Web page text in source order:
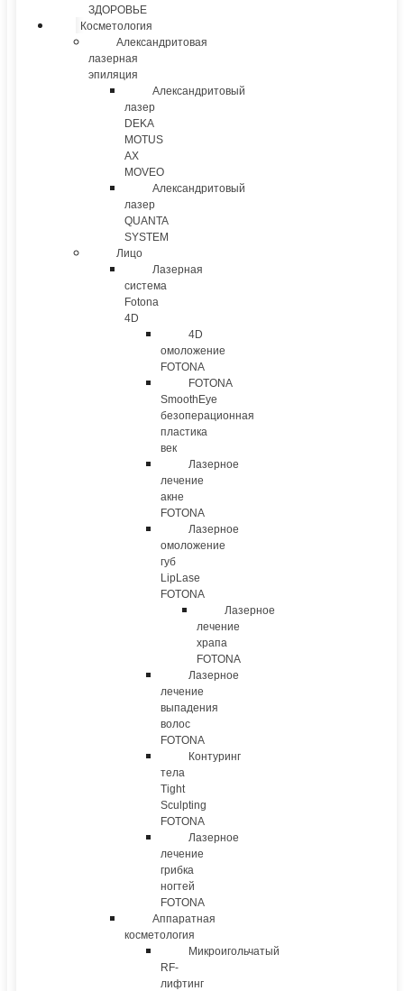
ЗДОРОВЬЕ
Косметология
Александритовая
лазерная
эпиляция
Александритовый
лазер
DEKA
MOTUS
AX
MOVEO
Александритовый
лазер
QUANTA
SYSTEM
Лицо
Лазерная
система
Fotona
4D
4D
омоложение
FOTONA
FOTONA
SmoothEye
безоперационная
пластика
век
Лазерное
лечение
акне
FOTONA
Лазерное
омоложение
губ
LipLase
FOTONA
Лазерное
лечение
храпа
FOTONA
Лазерное
лечение
выпадения
волос
FOTONA
Контуринг
тела
Tight
Sculpting
FOTONA
Лазерное
лечение
грибка
ногтей
FOTONA
Аппаратная
косметология
Микроигольчатый
RF-
лифтинг